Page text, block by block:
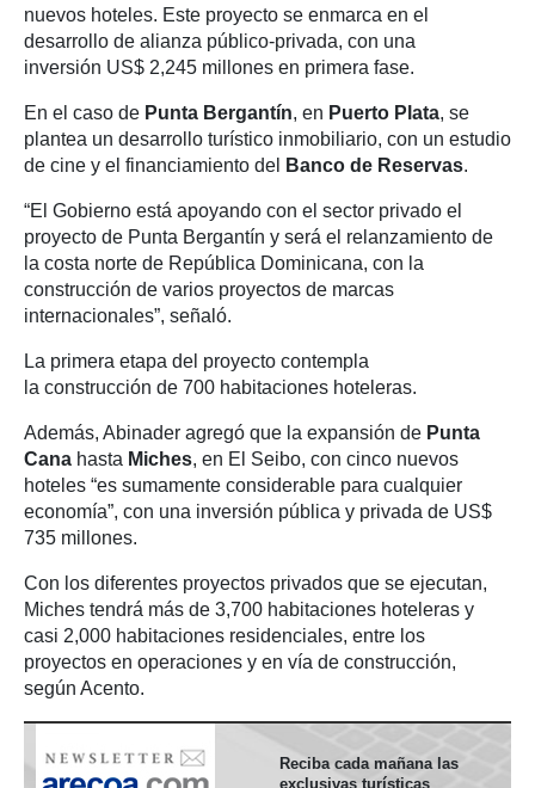
nuevos hoteles. Este proyecto se enmarca en el
desarrollo de alianza público-privada, con una
inversión US$ 2,245 millones en primera fase.
En el caso de Punta Bergantín, en Puerto Plata, se
plantea un desarrollo turístico inmobiliario, con un estudio
de cine y el financiamiento del
Banco de Reservas.
“El Gobierno está apoyando con el sector privado el
proyecto de Punta Bergantín y será el relanzamiento de
la costa norte de República Dominicana, con la
construcción de varios proyectos de marcas
internacionales”, señaló.
La primera etapa del proyecto contempla
la construcción de 700 habitaciones hoteleras.
Además, Abinader agregó que la expansión de Punta
Cana hasta Miches, en El Seibo, con cinco nuevos
hoteles “es sumamente considerable para cualquier
economía”, con una inversión pública y privada de US$
735 millones.
Con los diferentes proyectos privados que se ejecutan,
Miches tendrá más de 3,700 habitaciones hoteleras y
casi 2,000 habitaciones residenciales, entre los
proyectos en operaciones y en vía de construcción,
según Acento.
Reciba cada mañana las
exclusivas turísticas